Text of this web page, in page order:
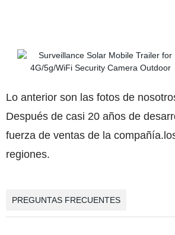
Lo anterior son las fotos de
Después de casi 20 años de
fuerza de ventas de la
regiones.
PREGUNTAS FRECUENTES